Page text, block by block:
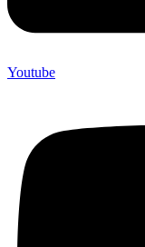
Youtube